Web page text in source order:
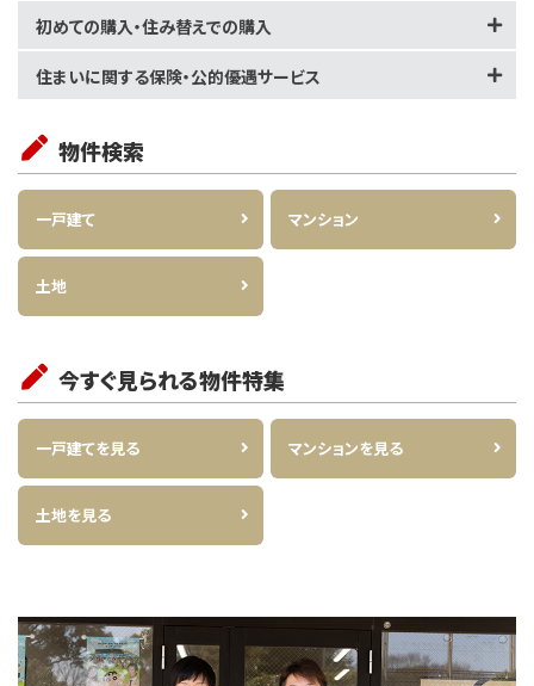
初めての購入・住み替えでの購入
住まいに関する保険・公的優遇サービス
物件検索
一戸建て マンション
土地
今すぐ見られる物件特集
一戸建てを見る マンションを見る
土地を見る